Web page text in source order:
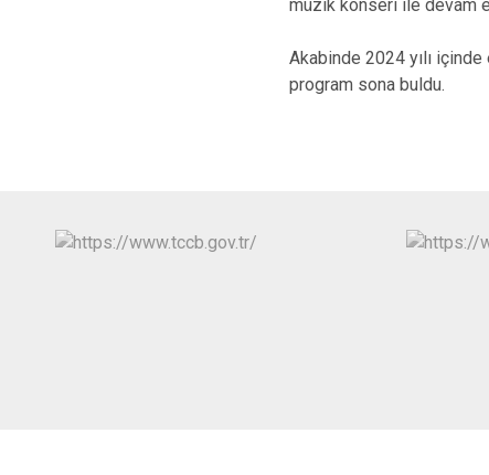
müzik konseri ile devam
Akabinde 2024 yılı
program sona buldu.